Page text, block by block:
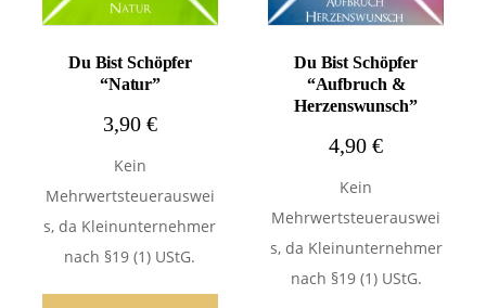
Du Bist Schöpfer
“Natur”
3,90 €
Kein
Mehrwertsteuerauswei
s, da Kleinunternehmer
nach §19 (1) UStG.
Du Bist Schöpfer
“Aufbruch &
Herzenswunsch”
4,90€
Kein
Mehrwertsteuerauswei
s, da Kleinunternehmer
nach §19 (1) UStG.